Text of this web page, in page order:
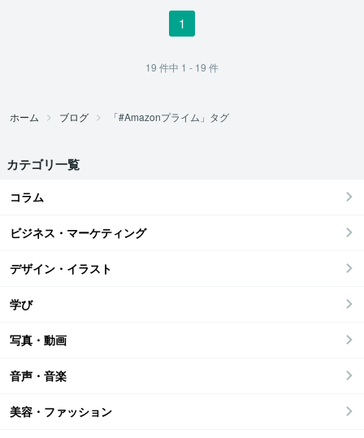
1
19 件中 1 - 19 件
ホーム ブログ 「#Amazonプライム」タグ
カテゴリ一覧
コラム
ビジネス・マーケティング
デザイン・イラスト
学び
写真・動画
音声・音楽
美容・ファッション